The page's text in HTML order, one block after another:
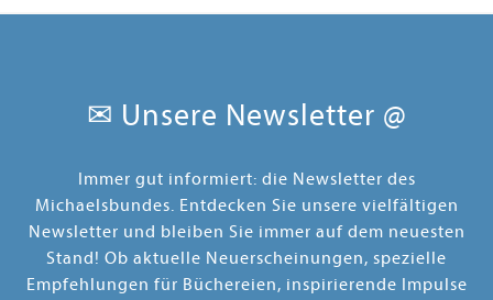
✉ Unsere Newsletter @
Immer gut informiert: die Newsletter des
Michaelsbundes. Entdecken Sie unsere vielfältigen
Newsletter und bleiben Sie immer auf dem neuesten
Stand! Ob aktuelle Neuerscheinungen, spezielle
Empfehlungen für Büchereien, inspirierende Impulse